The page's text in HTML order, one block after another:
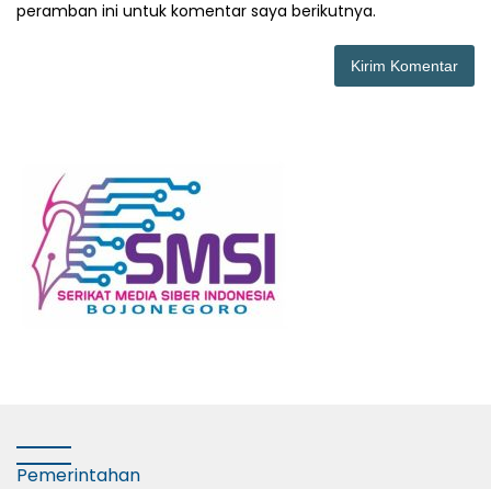
peramban ini untuk komentar saya berikutnya.
Pemerintahan